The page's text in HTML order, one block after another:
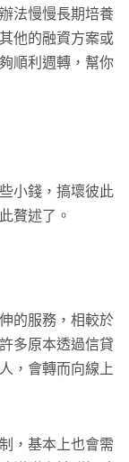
法慢慢長期培養
他的融資方案或
順利週轉，幫你
小錢，搞壞彼此
贅述了。
的服務，相較於
多原本透過信貸
，會轉而向線上
，基本上也會需